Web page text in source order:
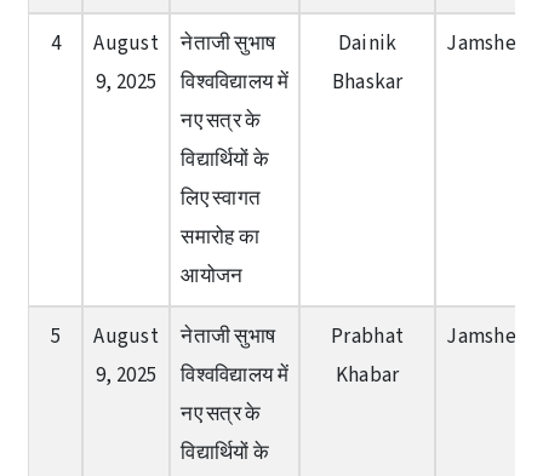
4
August
9, 2025
नेताजी सुभाष
विश्वविद्यालय में
नए सत्र के
विद्यार्थियों के
लिए स्वागत
समारोह का
आयोजन
Dainik
Bhaskar
5
August
9, 2025
नेताजी सुभाष
विश्वविद्यालय में
नए सत्र के
विद्यार्थियों के
Prabhat
Khabar